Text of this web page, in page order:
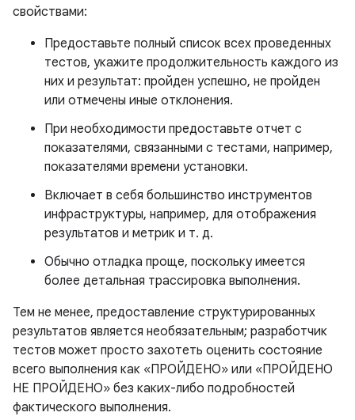
свойствами:
Предоставьте полный список всех проведенных
тестов, укажите продолжительность каждого из
них и результат: пройден успешно, не пройден
или отмечены иные отклонения.
При необходимости предоставьте отчет с
показателями, связанными с тестами, например,
показателями времени установки.
Включает в себя большинство инструментов
инфраструктуры, например, для отображения
результатов и метрик и т. д.
Обычно отладка проще, поскольку имеется
более детальная трассировка выполнения.
Тем не менее, предоставление структурированных
результатов является необязательным; разработчик
тестов может просто захотеть оценить состояние
всего выполнения как «ПРОЙДЕНО» или «ПРОЙДЕНО
НЕ ПРОЙДЕНО» без каких-либо подробностей
фактического выполнения.